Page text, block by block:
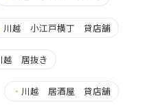
川越 小江戸横丁 貸店舗
越 居抜き
・ 川越 居酒屋 貸店舗